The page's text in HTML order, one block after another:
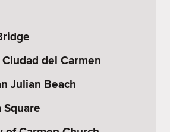
del Carmen
Julian Beach